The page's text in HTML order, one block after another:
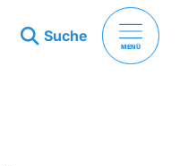
Suche
MENÜ